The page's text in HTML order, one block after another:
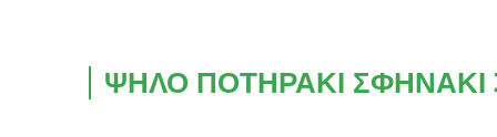
ΨΗΛΌ ΠΟΤΗΡΆΚΙ ΣΦΗΝΆΚΙ